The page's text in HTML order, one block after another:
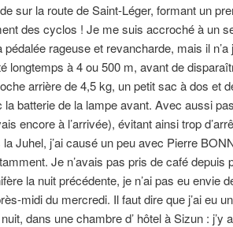
sur la route de Saint-Léger, formant un
des cyclos ! Je me suis accroché à un
rageuse et revancharde, mais il n’a
longtemps à 4 ou 500 m, avant de
arrière de 4,5 kg, un petit sac à dos et
batterie de la lampe avant. Avec aussi
encore à l’arrivée), évitant ainsi trop
Juhel, j’ai causé un peu avec Pierre
Je n’avais pas pris de café depuis
la nuit précédente, je n’ai pas eu envie
midi du mercredi. Il faut dire que j’ai eu
dans une chambre d’ hôtel à Sizun : j’y